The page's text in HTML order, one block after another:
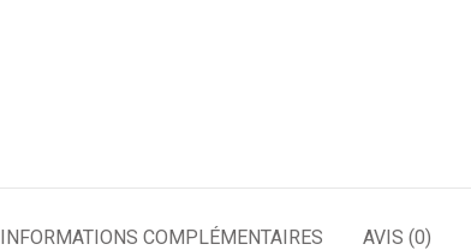
INFORMATIONS COMPLÉMENTAIRES AVIS (0)